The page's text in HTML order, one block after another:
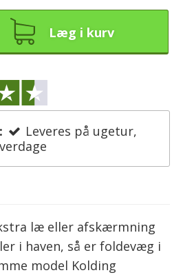
Læg i kurv
Leveres på ugetur,
læ eller afskærmning
i haven, så er foldevæg i
model Kolding